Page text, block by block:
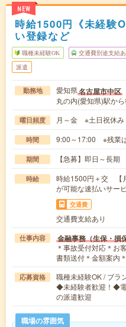
NEW
時給1500円《未経験
い登録など
職種未経験OK 交通費別途支給あ
派遣
勤務地 愛知県名古屋市中区
丸の内(愛知県)駅か
曜日頻度 月～金 ※土日祝休み
時間 9:00～17:00 ※残業
期間 【急募】即日～長期
時給
時給1500円＋交 【
が可能な速払いサー
交通費
交通費支給あり
仕事内容 金融事務（生保・損
＊事故受付対応＊お
書類送付＊金額案内
応募資格
職種未経験OK / ブラ
◆未経験者歓迎！◆
の派遣歓迎
職場の雰囲気